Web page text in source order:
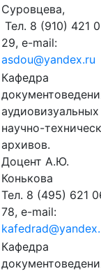
Суровцева,
Тел. 8 (910) 421
29, e-mail:
asdou@yandex.ru
Кафедра
научно-
архивов.
Доцент А.Ю.
Конькова
Тел. 8 (495) 621
78, e-mail:
Кафедра